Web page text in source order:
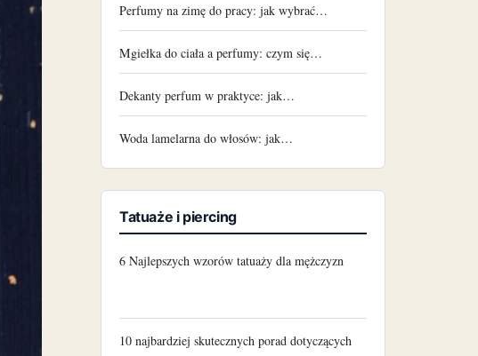
Perfumy na zimę do pracy: jak wybrać…
Mgiełka do ciała a perfumy: czym się…
Dekanty perfum w praktyce: jak…
Woda lamelarna do włosów: jak…
Tatuaże i piercing
6 Najlepszych wzorów tatuaży dla mężczyzn
10 najbardziej skutecznych porad dotyczących